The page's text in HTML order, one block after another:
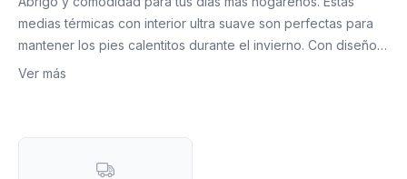
medias térmicas con interior ultra suave son perfectas para
mantener los pies calentitos durante el invierno. Con diseño
antideslizante y estampado divertido, son ideales para usar
Ver más